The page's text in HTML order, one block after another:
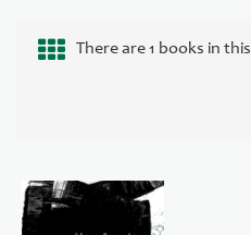
There are 1 books in